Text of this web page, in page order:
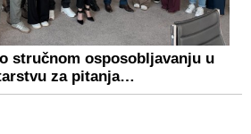
stručnom osposobljavanju u
za pitanja…